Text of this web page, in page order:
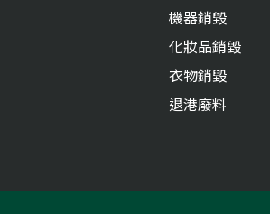
機器銷毀
化妝品銷毀
衣物銷毀
退港廢料